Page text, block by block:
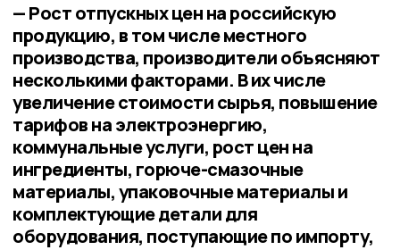
— Рост отпускных цен на российскую
продукцию, в том числе местного
производства, производители объясняют
несколькими факторами. В их числе
увеличение стоимости сырья, повышение
тарифов на электроэнергию,
коммунальные услуги, рост цен на
ингредиенты, горюче-смазочные
материалы, упаковочные материалы и
комплектующие детали для
оборудования, поступающие по импорту,